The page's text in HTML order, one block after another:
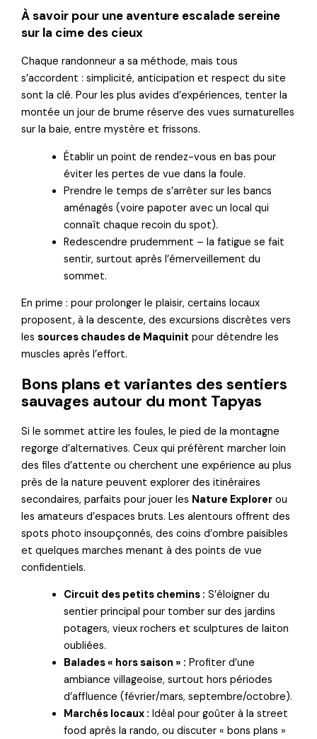
À savoir pour une aventure escalade sereine
sur la cime des cieux
Chaque randonneur a sa méthode, mais tous
s’accordent : simplicité, anticipation et respect du site
sont la clé. Pour les plus avides d’expériences, tenter la
montée un jour de brume réserve des vues surnaturelles
sur la baie, entre mystère et frissons.
Établir un point de rendez-vous en bas pour
éviter les pertes de vue dans la foule.
Prendre le temps de s’arrêter sur les bancs
aménagés (voire papoter avec un local qui
connaît chaque recoin du spot).
Redescendre prudemment – la fatigue se fait
sentir, surtout après l’émerveillement du
sommet.
En prime : pour prolonger le plaisir, certains locaux
proposent, à la descente, des excursions discrètes vers
lessources chaudes de Maquinit pour détendre les
muscles après l’effort.
Bons plans et variantes des sentiers
sauvages autour du mont Tapyas
Si le sommet attire les foules, le pied de la montagne
regorge d’alternatives. Ceux qui préfèrent marcher loin
des files d’attente ou cherchent une expérience au plus
près de la nature peuvent explorer des itinéraires
secondaires, parfaits pour jouer les Nature Explorer ou
les amateurs d’espaces bruts. Les alentours offrent des
spots photo insoupçonnés, des coins d’ombre paisibles
et quelques marches menant à des points de vue
confidentiels.
Circuit des petits chemins : S’éloigner du
sentier principal pour tomber sur des jardins
potagers, vieux rochers et sculptures de laiton
oubliées.
Balades « hors saison » : Profiter d’une
ambiance villageoise, surtout hors périodes
d’affluence (février/mars, septembre/octobre).
Marchés locaux : Idéal pour goûter à la street
food après la rando, ou discuter « bons plans »